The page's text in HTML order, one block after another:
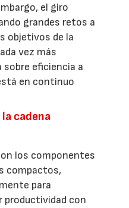
el giro
grandes retos a
objetivos de la
vez más
eficiencia a
en continuo
cadena
los componentes
compactos,
para
productividad con